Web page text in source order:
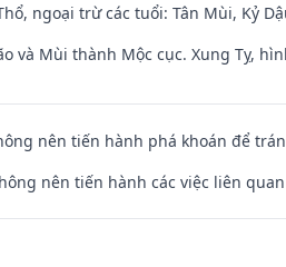
ngoại trừ các tuổi: Tân Mùi, Kỷ
và Mùi thành Mộc cục. Xung Tỵ,
nên tiến hành phá khoán để
nên tiến hành các việc liên